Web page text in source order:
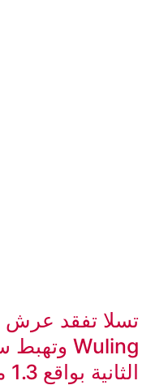
تسلا تفقد عرش
الثانية بواقع 1.3 مليون سيارة